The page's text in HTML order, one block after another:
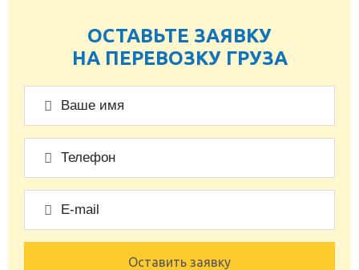
ОСТАВЬТЕ ЗАЯВКУ
НА ПЕРЕВОЗКУ ГРУЗА
Оставить заявку